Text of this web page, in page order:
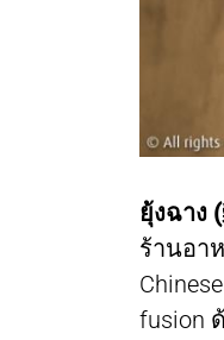
ยุ้งฉาง
ร้านอา
fusion